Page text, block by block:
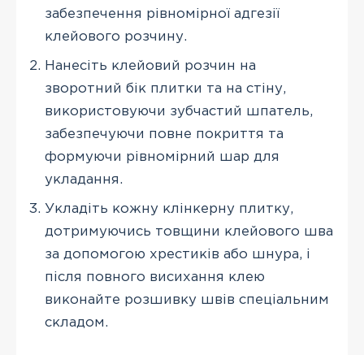
забезпечення рівномірної адгезії
клейового розчину.
Нанесіть клейовий розчин на
зворотний бік плитки та на стіну,
використовуючи зубчастий шпатель,
забезпечуючи повне покриття та
формуючи рівномірний шар для
укладання.
Укладіть кожну клінкерну плитку,
дотримуючись товщини клейового шва
за допомогою хрестиків або шнура, і
після повного висихання клею
виконайте розшивку швів спеціальним
складом.